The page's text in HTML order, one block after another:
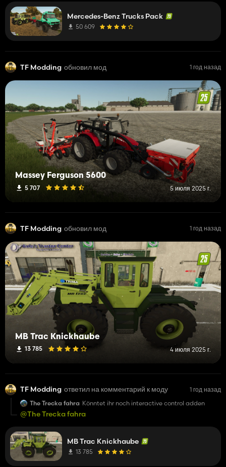
Mercedes-Benz Trucks Pack
50 609
TF Modding обновил мод 1 год назад
Massey Ferguson 5600
5 707 5 июля 2025 г.
TF Modding обновил мод 1 год назад
MB Trac Knickhaube
13 785 4 июля 2025 г.
TF Modding ответил на комментарий к моду
1 год назад
The Trecka fahra Könntet ihr noch interactive control adden
@The Trecka fahra
MB Trac Knickhaube
13 785